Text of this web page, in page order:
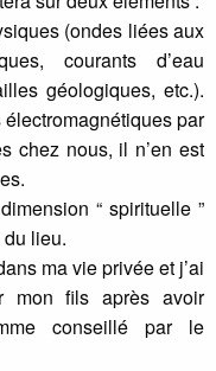
(ondes liées aux
courants d’eau
géologiques, etc.).
par
chez nous, il n’en est
“ spirituelle ”
lieu.
ma vie privée et j’ai
mon fils après avoir
conseillé par le